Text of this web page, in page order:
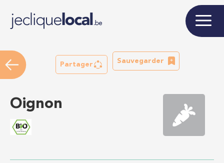
Partager
Sauvegarder
Oignon